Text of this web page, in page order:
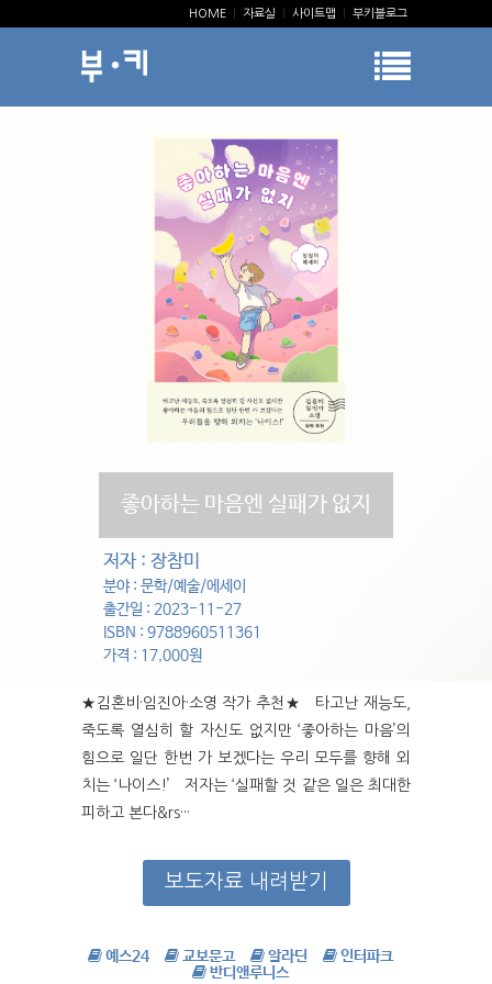
HOME 자료실 사이트맵 부키블로그
좋아하는 마음엔 실패가 없지
저자 : 장참미
분야 : 문학/예술/에세이
출간일 : 2023-11-27
ISBN : 9788960511361
가격 : 17,000원
★김혼비·임진아·소영 작가 추천★ 타고난 재능도,
죽도록 열심히 할 자신도 없지만 ‘좋아하는 마음’의
힘으로 일단 한번 가 보겠다는 우리 모두를 향해 외
치는 ‘나이스!’ 저자는 ‘실패할 것 같은 일은 최대한
피하고 본다&rs···
보도자료 내려받기
예스24 교보문고 알라딘
인터파크
반디앤루니스